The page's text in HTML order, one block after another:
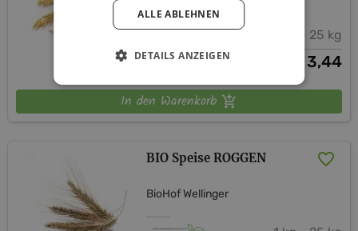
1 kg - 25 kg
3,44
In den Warenkorb
BIO Speise ROGGEN
BioHof Wellinger
ALLE ABLEHNEN
DETAILS ANZEIGEN